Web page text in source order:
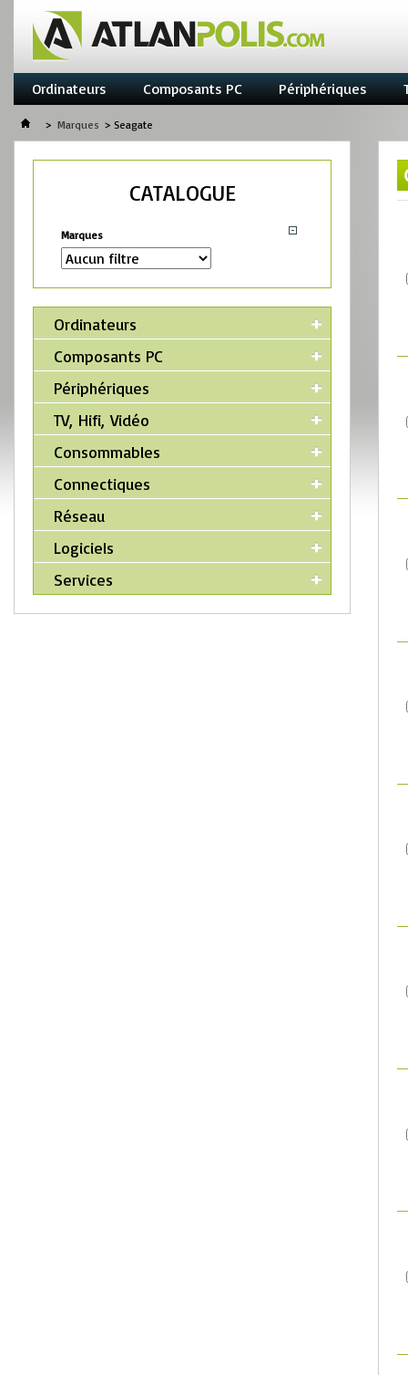
Ordinateurs Composants PC Périphériques
> Marques > Seagate
CATALOGUE
Marques
Ordinateurs
Composants PC
Périphériques
TV, Hifi, Vidéo
Consommables
Connectiques
Réseau
Logiciels
Services